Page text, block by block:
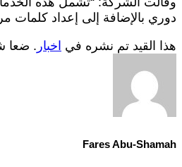
دوري بالإضافة إلى إعداد كلمات
هذا القيد تم نشره في اخبار . ضعا
Fares Abu-Shamah